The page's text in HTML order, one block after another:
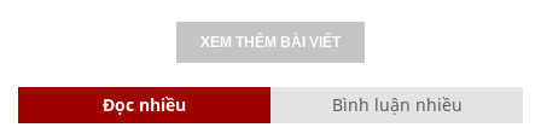
XEM THÊM BÀI VIẾT
Đọc nhiều Bình luận nhiều